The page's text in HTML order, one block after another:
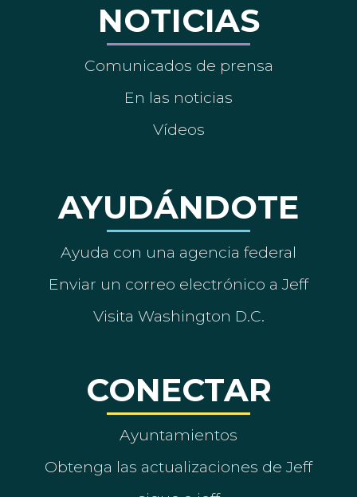
NOTICIAS
Comunicados de prensa
En las noticias
Vídeos
AYUDÁNDOTE
Ayuda con una agencia federal
Enviar un correo electrónico a Jeff
Visita Washington D.C.
CONECTAR
Ayuntamientos
Obtenga las actualizaciones de Jeff